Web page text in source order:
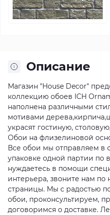
Описание
Магазин "House Decor"
коллекцию обоев ICH
наполнена различными
мотивами
украсят гостиную,
Обои на флизелиновой
Все обои мы отправляем в
упаковке одной партии по
нуждаетесь в помощи
интерьера, звоните нам
страницы. Мы с радостью
обои, проконсультируем,
договоримся о доставке.